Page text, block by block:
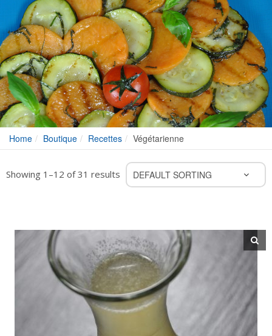
Home Boutique Recettes Végétarienne
Showing 1–12 of 31 results